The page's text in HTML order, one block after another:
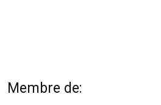
Membre de: